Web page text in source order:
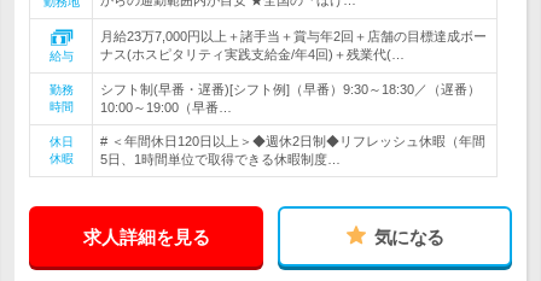
給与
月給23万7,000円以上＋諸手当＋賞与年2回＋店舗の目標達成ボー
ナス(ホスピタリティ実践支給金/年4回)＋残業代(…
勤務
時間
シフト制(早番・遅番)[シフト例]（早番）9:30～18:30／（遅番）
10:00～19:00（早番…
休日
休暇
# ＜年間休日120日以上＞◆週休2日制◆リフレッシュ休暇（年間
5日、1時間単位で取得できる休暇制度…
求人詳細を見る 気になる